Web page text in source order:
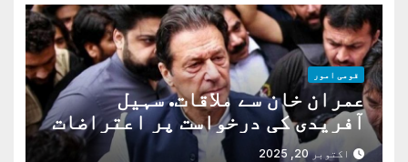
قومی امور
عمران خان سے ملاقات. سہیل
آفریدی کی درخواست پر اعتراضات
دوراکتوبر 20, 2025